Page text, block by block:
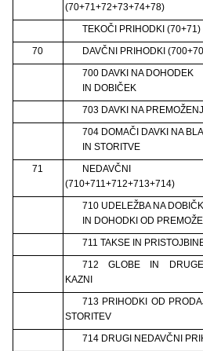
(70+71+72+73+74+78)
TEKOČI PRIHODKI (70+71)
70
DAVČNI PRIHODKI
700 DAVKI NA DOHODEK
IN DOBIČEK
703 DAVKI NA
704 DOMAČI DAVKI NA
IN STORITVE
71
NEDAVČNI
(710+711+712+713+714)
710 UDELEŽBA NA
IN DOHODKI OD
711 TAKSE IN
712 GLOBE IN
KAZNI
713 PRIHODKI OD
STORITEV
714 DRUGI NEDAVČNI